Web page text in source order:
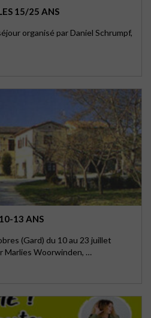
15/25 ANS
organisé par Daniel Schrumpf,
13 ANS
(Gard) du 10 au 23 juillet
Marlies Woorwinden, …